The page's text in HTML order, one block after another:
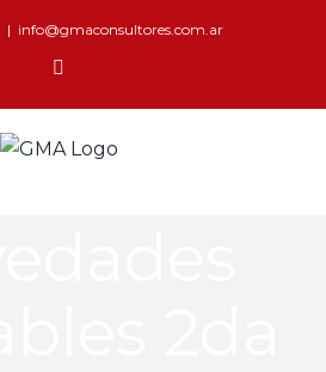
| info@gmaconsultores.com.ar